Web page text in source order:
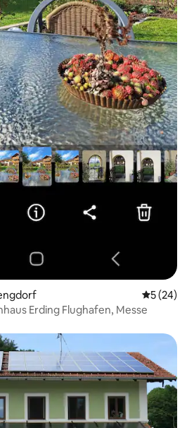
5 (24)
Ferienhaus Erding Flughafen, Messe